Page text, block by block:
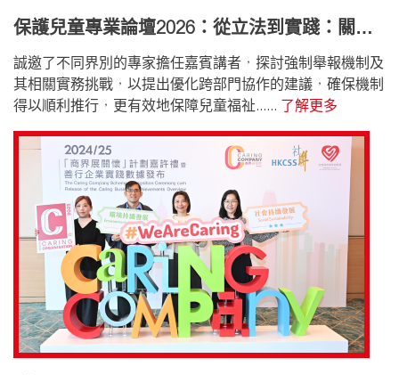
保護兒童專業論壇2026：從立法到實踐：關於
誠邀了不同界別的專家擔任嘉賓講者，探討強制舉報機制及
其相關實務挑戰，以提出優化跨部門協作的建議，確保機制
得以順利推行，更有效地保障兒童福祉...... 了解更多